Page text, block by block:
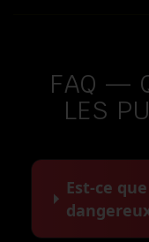
FAQ —
LES
Est-ce